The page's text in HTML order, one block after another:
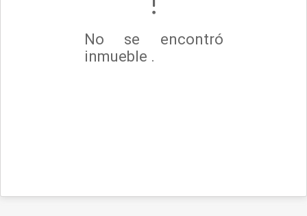
No se encontró
inmueble .